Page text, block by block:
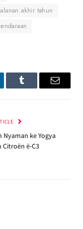
akhir tahun
Tumblr Email
Nyaman ke Yogya
Citroën ë-C3